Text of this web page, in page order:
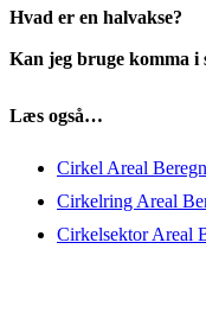
Hvad er en halvakse?
Kan jeg bruge komma i
Læs også…
Cirkel Areal
Cirkelring Areal
Cirkelsektor Areal